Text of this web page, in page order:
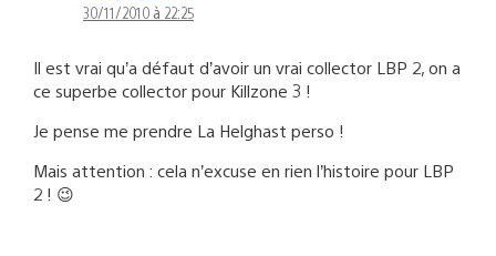
30/11/2010 à 22:25
Il est vrai qu’a défaut d’avoir un vrai collector LBP 2, on a
ce superbe collector pour Killzone 3 !
Je pense me prendre La Helghast perso !
Mais attention : cela n’excuse en rien l’histoire pour LBP
2 ! 😉